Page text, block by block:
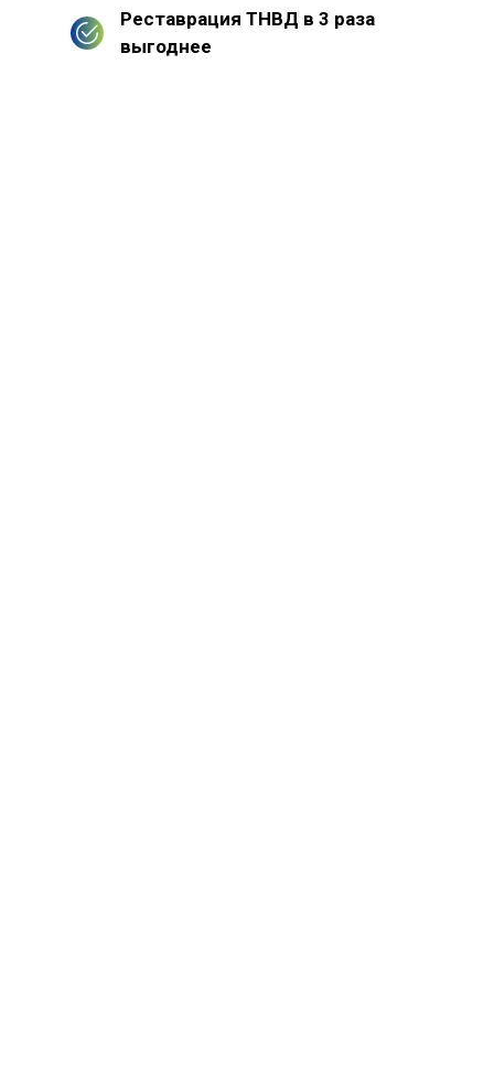
Реставрация ТНВД в 3 раза
выгоднее